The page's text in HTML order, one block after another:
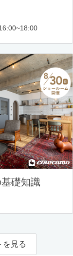
礎知識
を見る